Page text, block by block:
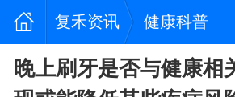
复禾资讯 健康科普
晚上刷牙是否与健康相